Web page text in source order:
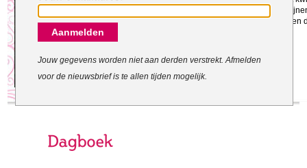
sporten zou niet verkeerd zijn. Niet
voor m'n eigen gevoel. Ik wil laten zien
Inloggen
Contact- en adresgegevens
Levertijd, retourneren, ruilen
Algemene voorwaarden
Aanmelden
Jouw gegevens worden niet aan derden verstrekt. Afmelden
voor de nieuwsbrief is te allen tijden mogelijk.